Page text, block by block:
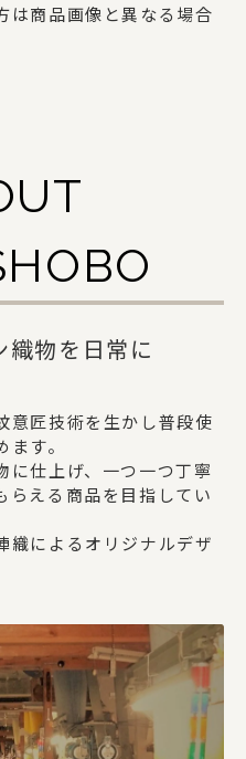
へ
わせ
商品画像と異なる場合
織物を日常に
意匠技術を生かし普段使
す。
に仕上げ、一つ一つ丁寧
らえる商品を目指してい
織によるオリジナルデザ